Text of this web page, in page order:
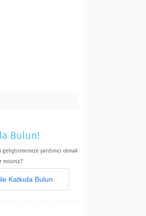
Bulun!
yardımcı olmak
misiniz?
Katkıda Bulun